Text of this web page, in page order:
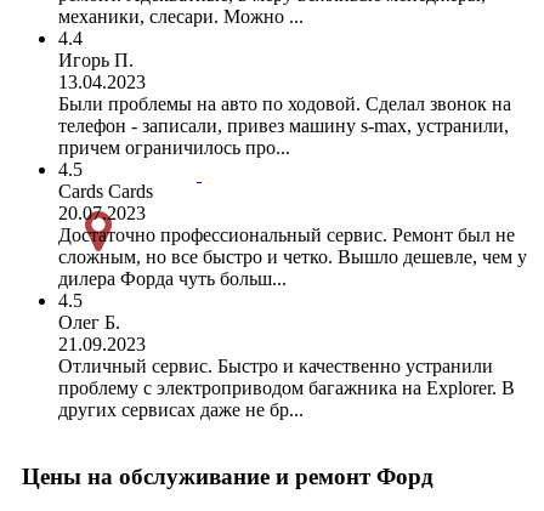
механики, слесари. Можно ...
4.4
Игорь П.
13.04.2023
Были проблемы на авто по ходовой. Сделал звонок на
телефон - записали, привез машину s-max, устранили,
причем ограничилось про...
4.5
Cards Cards
20.07.2023
Достаточно профессиональный сервис. Ремонт был не
сложным, но все быстро и четко. Вышло дешевле, чем у
дилера Форда чуть больш...
4.5
Олег Б.
21.09.2023
Отличный сервис. Быстро и качественно устранили
проблему с электроприводом багажника на Explorer. В
других сервисах даже не бр...
Цены на обслуживание и ремонт Форд